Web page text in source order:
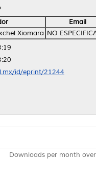
Email
Xiomara NO
id/eprint/21244
Downloads per month